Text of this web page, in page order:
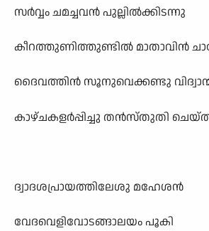
സർവ്വം ചമച്ചവൻ പുല്ലിൽക്കിടന്നു
കീറത്തുണിത്തുണ്ടിൽ മാതാവിൻ
ദൈവത്തിൻ സൂനുവെക്കണ്ടു
കാഴ്ചകളർപ്പിച്ചു തൻസ്തുതി
ദ്വാദശപ്രായത്തിലേശു മഹേശൻ
വേദവെളിവോടങ്ങാലയം പൂകി